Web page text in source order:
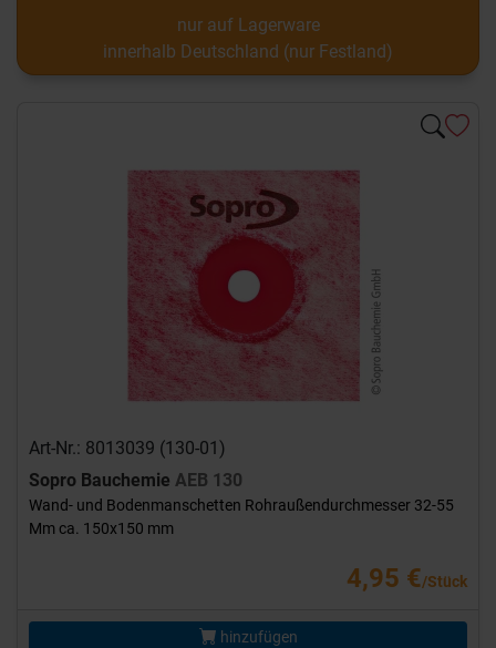
nur auf Lagerware
innerhalb Deutschland (nur Festland)
Art-Nr.: 8013039 (130-01)
Sopro Bauchemie AEB 130
Wand- und Bodenmanschetten Rohraußendurchmesser 32-55
Mm ca. 150x150 mm
4,95 €/Stück
hinzufügen